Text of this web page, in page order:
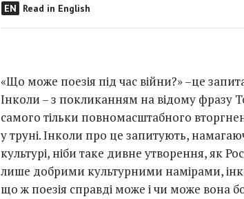
EN Read in English
«Що може поезія під час війни?» –це
Інколи – з покликанням на відому фразу
самого тільки повномасштабного
у труні. Інколи про це запитують,
культурі, ніби таке дивне утворення, як
лише добрими культурними намірами,
що ж поезія справді може і чи може вона